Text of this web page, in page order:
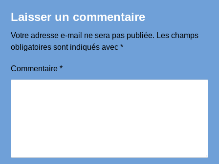
Laisser un commentaire
Votre adresse e-mail ne sera pas publiée. Les champs
obligatoires sont indiqués avec*
Commentaire*